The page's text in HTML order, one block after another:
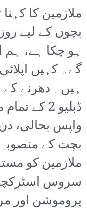
ملازمین کا
بچوں کے لیے
ہو چکا ہے، ہم
گے۔ کہیں
ہیں۔ دھرنے
ڈبلیو 2
واپس بحالی،
بچت کے
ملازمین کو
سروس
پروموشن اور